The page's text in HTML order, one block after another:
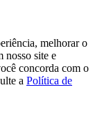
melhorar o
nosso site e
concorda com o
a Política de